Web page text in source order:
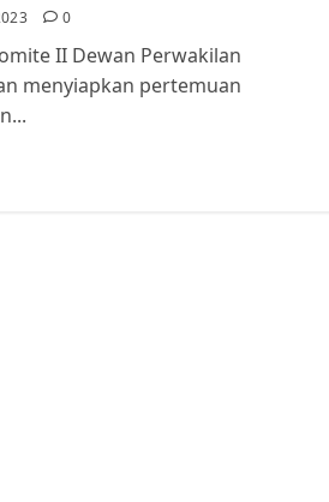
0
II Dewan Perwakilan
menyiapkan pertemuan